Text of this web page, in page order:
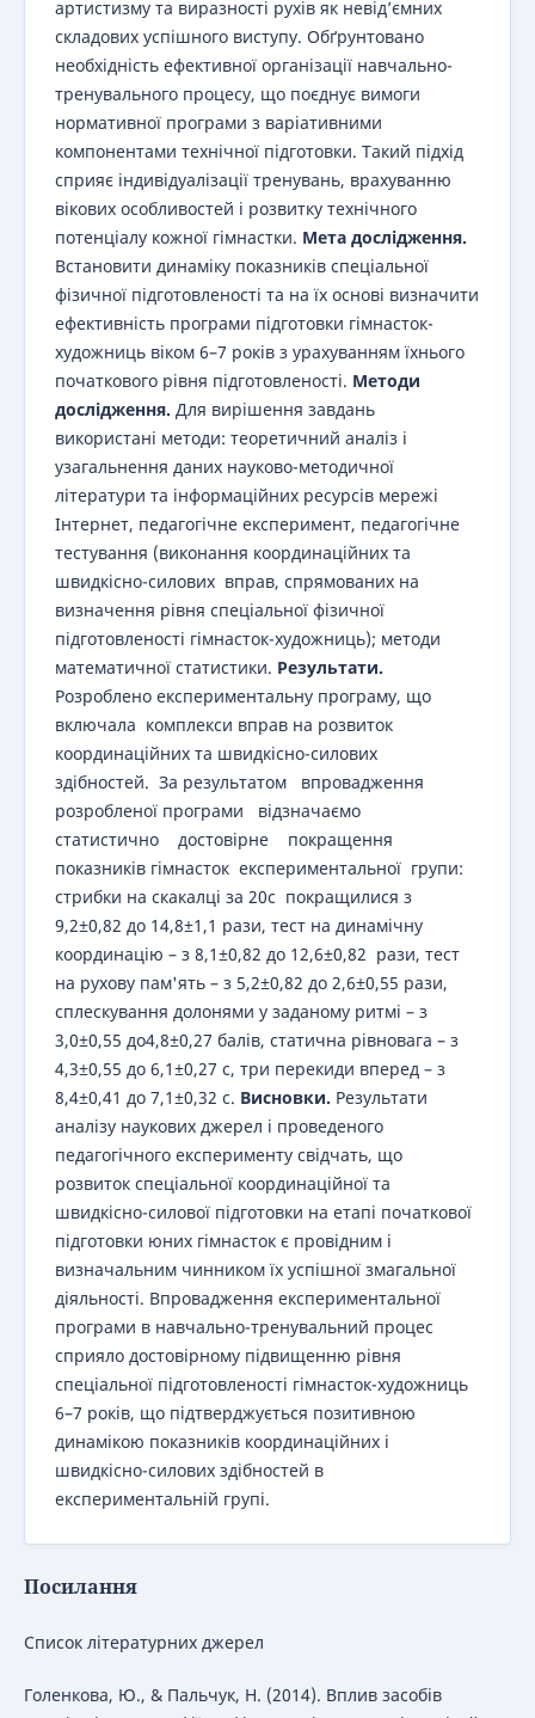
артистизму та виразності рухів як невід’ємних
складових успішного виступу. Обґрунтовано
необхідність ефективної організації навчально-
тренувального процесу, що поєднує вимоги
нормативної програми з варіативними
компонентами технічної підготовки. Такий підхід
сприяє індивідуалізації тренувань, врахуванню
вікових особливостей і розвитку технічного
потенціалу кожної гімнастки. Мета дослідження.
Встановити динаміку показників спеціальної
фізичної підготовленості та на їх основі визначити
ефективність програми підготовки гімнасток-
художниць віком 6–7 років з урахуванням їхнього
початкового рівня підготовленості. Методи
дослідження. Для вирішення завдань
використані методи: теоретичний аналіз і
узагальнення даних науково-методичної
літератури та інформаційних ресурсів мережі
Інтернет, педагогічне експеримент, педагогічне
тестування (виконання координаційних та
швидкісно-силових вправ, спрямованих на
визначення рівня спеціальної фізичної
підготовленості гімнасток-художниць); методи
математичної статистики. Результати.
Розроблено експериментальну програму, що
включала комплекси вправ на розвиток
координаційних та швидкісно-силових
здібностей. За результатом впровадження
розробленої програми відзначаємо
статистично достовірне покращення
показників гімнасток експериментальної групи:
стрибки на скакалці за 20с покращилися з
9,2±0,82 до 14,8±1,1 рази, тест на динамічну
координацію – з 8,1±0,82 до 12,6±0,82 рази, тест
на рухову пам'ять – з 5,2±0,82 до 2,6±0,55 рази,
сплескування долонями у заданому ритмі – з
3,0±0,55 до4,8±0,27 балів, статична рівновага – з
4,3±0,55 до 6,1±0,27 с, три перекиди вперед – з
8,4±0,41 до 7,1±0,32 с. Висновки. Результати
аналізу наукових джерел і проведеного
педагогічного експерименту свідчать, що
розвиток спеціальної координаційної та
швидкісно-силової підготовки на етапі початкової
підготовки юних гімнасток є провідним і
визначальним чинником їх успішної змагальної
діяльності. Впровадження експериментальної
програми в навчально-тренувальний процес
сприяло достовірному підвищенню рівня
спеціальної підготовленості гімнасток-художниць
6–7 років, що підтверджується позитивною
динамікою показників координаційних і
швидкісно-силових здібностей в
експериментальній групі.
Посилання
Список літературних джерел
Голенкова, Ю., & Пальчук, Н. (2014). Вплив засобів